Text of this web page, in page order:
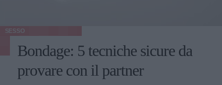
SESSO
Bondage: 5 tecniche sicure da
provare con il partner